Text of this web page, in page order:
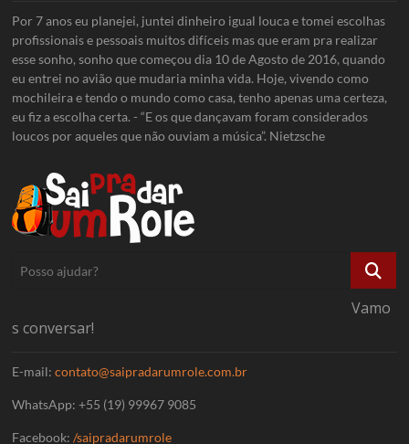
Por 7 anos eu planejei, juntei dinheiro igual louca e tomei escolhas
profissionais e pessoais muitos difíceis mas que eram pra realizar
esse sonho, sonho que começou dia 10 de Agosto de 2016, quando
eu entrei no avião que mudaria minha vida. Hoje, vivendo como
mochileira e tendo o mundo como casa, tenho apenas uma certeza,
eu fiz a escolha certa. - “E os que dançavam foram considerados
loucos por aqueles que não ouviam a música”. Nietzsche
Posso
ajudar?
Vamo
s conversar!
E-mail:contato@saipradarumrole.com.br
WhatsApp: +55 (19) 99967 9085
Facebook:/saipradarumrole